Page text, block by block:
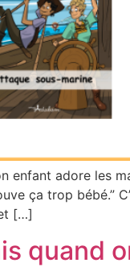
enfant adore les
ça trop bébé.”
[…]
quand